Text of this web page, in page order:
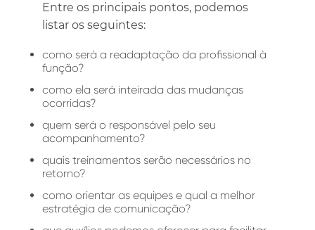
Entre os principais pontos, podemos
listar os seguintes:
como será a readaptação da profissional à
função?
como ela será inteirada das mudanças
ocorridas?
quem será o responsável pelo seu
acompanhamento?
quais treinamentos serão necessários no
retorno?
como orientar as equipes e qual a melhor
estratégia de comunicação?